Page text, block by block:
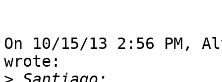
On 10/15/13 2:56 PM,
wrote: